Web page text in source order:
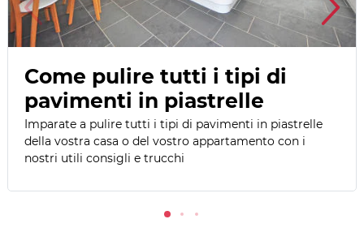
Come pulire tutti i tipi di
pavimenti in piastrelle
Imparate a pulire tutti i tipi di pavimenti in piastrelle
della vostra casa o del vostro appartamento con i
nostri utili consigli e trucchi